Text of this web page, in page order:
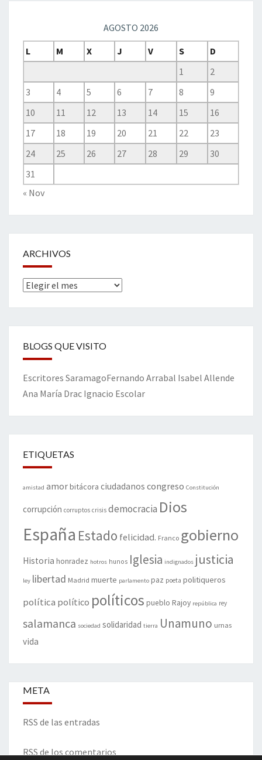
AGOSTO 2026
L
M X J V S
D
1
2
3
4 5 6 7 8
9
10
11 12 13 14 15
16
17
18 19 20 21 22
23
24
25 26 27 28 29
30
31
« Nov
ARCHIVOS
Archivos
BLOGS QUE VISITO
Escritores SaramagoFernando Arrabal Isabel Allende
Ana María Drac Ignacio Escolar
ETIQUETAS
amistad amorbitácora ciudadanos congreso Constitución
corrupción corruptos crisis democracia Dios
España Estado felicidad. Franco gobierno
Historia honradez hotros hunos Iglesia indignados justicia
ley libertad Madrid muerte parlamento paz poeta politiqueros
política político políticos pueblo Rajoy república rey
salamanca sociedad solidaridad tierra Unamuno urnas
vida
META
RSS de las entradas
RSS de los comentarios